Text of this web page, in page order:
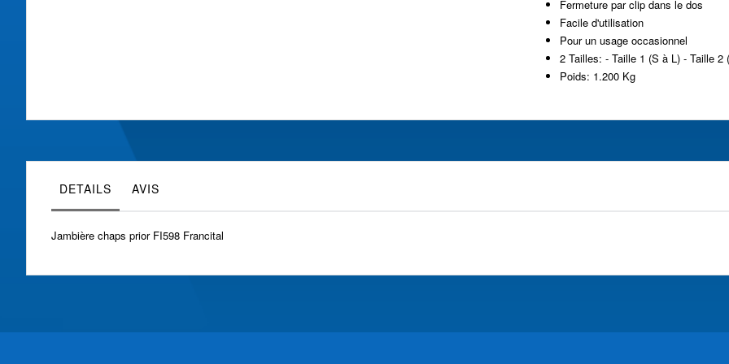
gallery
Fermeture par clip dans le dos
Facile d'utilisation
Pour un usage occasionnel
2 Tailles: - Taille 1 (S à L) - Taille 2
Poids: 1.200 Kg
DETAILS
Jambière chaps prior FI598 Francital
AVIS